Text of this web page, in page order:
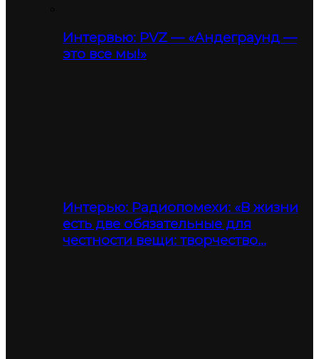
Интервью: PVZ — «Андеграунд —
это все мы!»
Интерью: Радиопомехи: «В жизни
есть две обязательные для
честности вещи: творчество…